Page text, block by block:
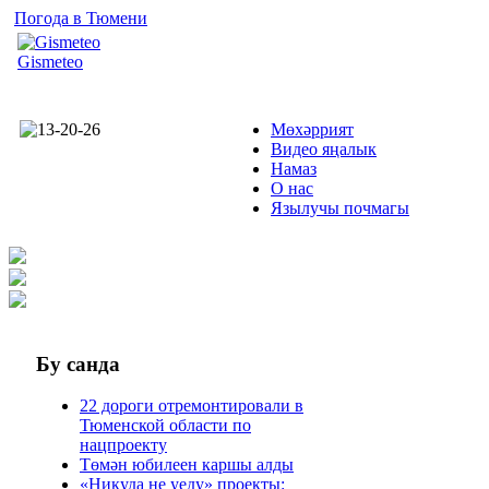
Погода в Тюмени
Gismeteo
Мөхәррият
Видео яңалык
Намаз
О нас
Язылучы почмагы
Бу санда
22 дороги отремонтировали в
Тюменской области по
нацпроекту
Төмән юбилеен каршы алды
«Никуда не уеду» проекты: